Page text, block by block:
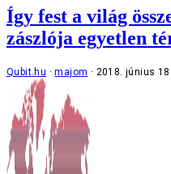
Így fest a világ
zászlója egyetlen
Qubit.hu majom 2018. június 18.